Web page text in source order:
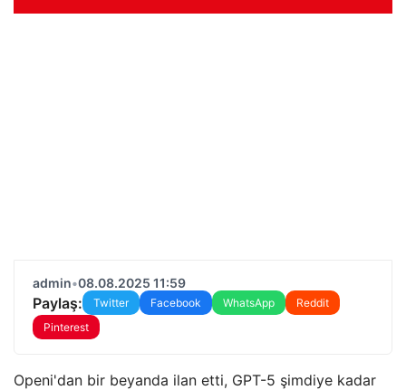
admin•08.08.2025 11:59
Paylaş: Twitter Facebook WhatsApp
Reddit
Pinterest
Openi'dan bir beyanda ilan etti, GPT-5 şimdiye kadar